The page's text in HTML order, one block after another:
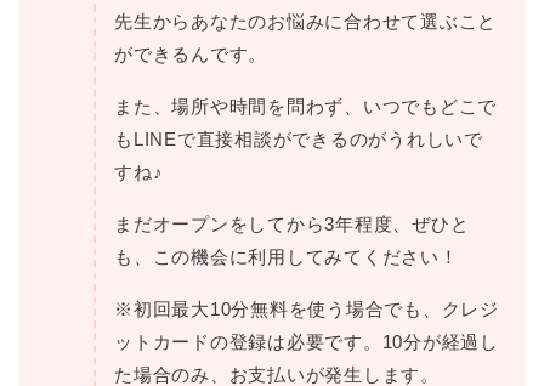
先生からあなたのお悩みに合わせて選ぶこと
ができるんです。
また、場所や時間を問わず、いつでもどこで
もLINEで直接相談ができるのがうれしいで
すね♪
まだオープンをしてから3年程度、ぜひと
も、この機会に利用してみてください！
※初回最大10分無料を使う場合でも、クレジ
ットカードの登録は必要です。10分が経過し
た場合のみ、お支払いが発生します。